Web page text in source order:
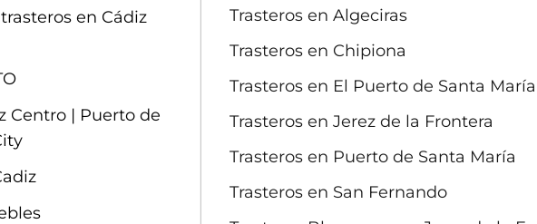
en Cádiz
Centro | Puerto de
Trasteros en Algeciras
Trasteros en Chipiona
Trasteros en El Puerto de Santa María
Trasteros en Jerez de la Frontera
Trasteros en Puerto de Santa María
Trasteros en San Fernando